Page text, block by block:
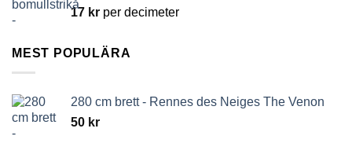
17 kr per decimeter
MEST POPULÄRA
280 cm brett - Rennes des Neiges The Venon
50 kr